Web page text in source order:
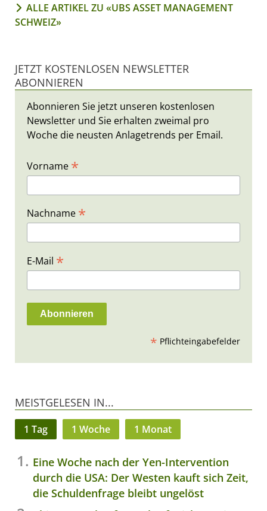
ALLE ARTIKEL ZU «UBS ASSET MANAGEMENT
SCHWEIZ»
JETZT KOSTENLOSEN NEWSLETTER
ABONNIEREN
Abonnieren Sie jetzt unseren kostenlosen
Newsletter und Sie erhalten zweimal pro
Woche die neusten Anlagetrends per Email.
Vorname *
Nachname *
E-Mail *
* Pflichteingabefelder
MEISTGELESEN IN...
1 Tag 1 Woche 1 Monat
Eine Woche nach der Yen-Intervention
durch die USA: Der Westen kauft sich Zeit,
die Schuldenfrage bleibt ungelöst